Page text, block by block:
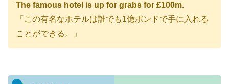
The famous hotel is up for grabs for £100m.
「この有名なホテルは誰でも1億ポンドで手に入れる
ことができる。」